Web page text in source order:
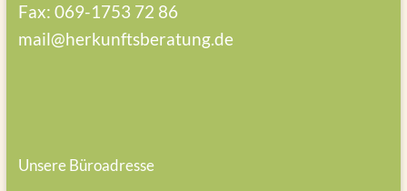
Fax: 069-1753 72 86
mail@herkunftsberatung.de
Unsere Büroadresse